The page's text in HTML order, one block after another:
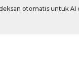
otomatis untuk AI